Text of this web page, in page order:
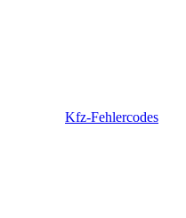
Kfz-Fehlercodes